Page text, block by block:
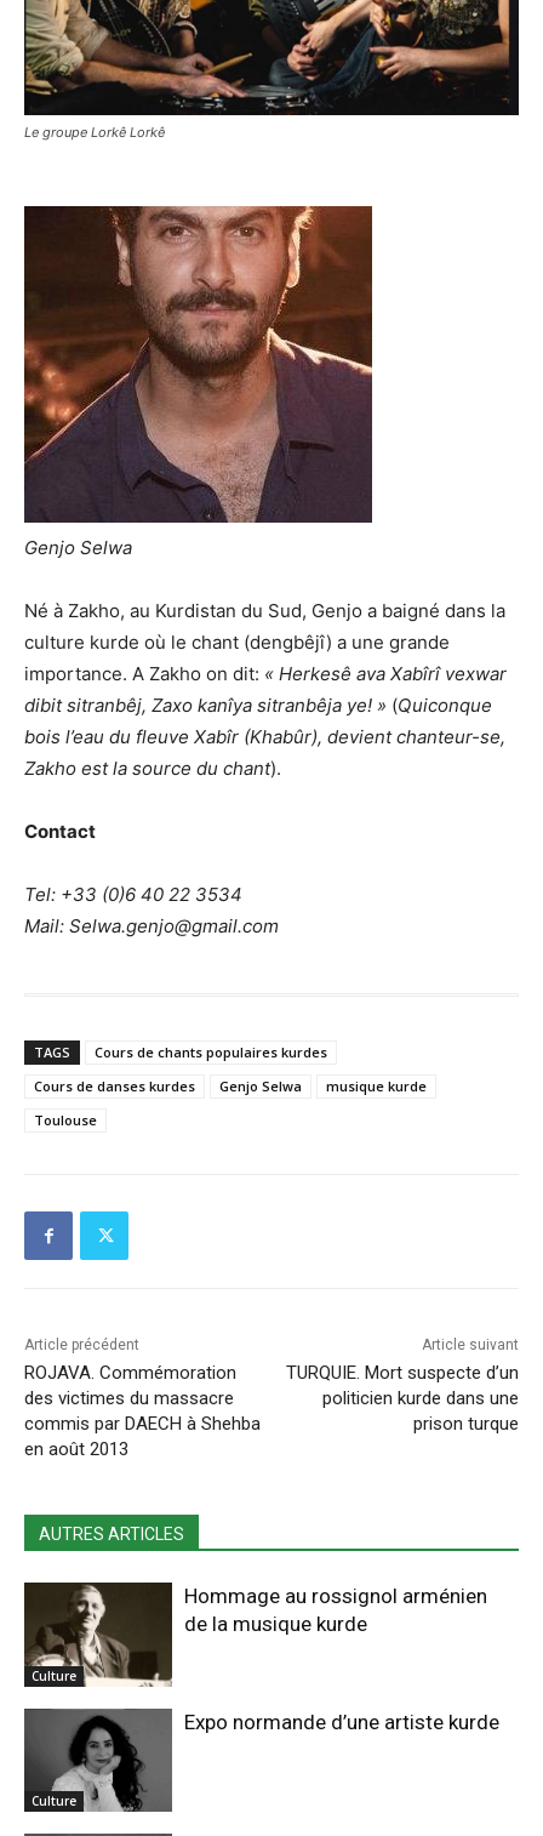
Le groupe Lorkê Lorkê
Genjo Selwa
Né à Zakho, au Kurdistan du Sud, Genjo a baigné dans la
culture kurde où le chant (dengbêjî) a une grande
importance. A Zakho on dit: « Herkesê ava Xabîrî vexwar
dibit sitranbêj, Zaxo kanîya sitranbêja ye! » (Quiconque
bois l’eau du fleuve Xabîr (Khabûr), devient chanteur-se,
Zakho est la source du chant).
Contact
Tel: +33 (0)6 40 22 3534
Mail: Selwa.genjo@gmail.com
TAGS
Cours de chants populaires kurdes
Cours de danses kurdes
Genjo Selwa
musique kurde
Toulouse
Article précédent
ROJAVA. Commémoration
des victimes du massacre
commis par DAECH à Shehba
en août 2013
Article suivant
TURQUIE. Mort suspecte d’un
politicien kurde dans une
prison turque
AUTRES ARTICLES
Culture
Hommage au rossignol arménien
de la musique kurde
Culture
Expo normande d’une artiste kurde